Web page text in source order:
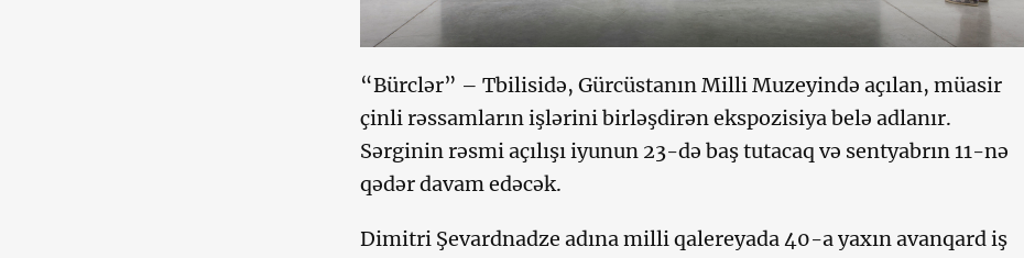
“Bürclər” – Tbilisidə, Gürcüstanın Milli Muzeyində açılan, müasir
çinli rəssamların işlərini birləşdirən ekspozisiya belə adlanır.
Sərginin rəsmi açılışı iyunun 23-də baş tutacaq və sentyabrın 11-nə
qədər davam edəcək.
Dimitri Şevardnadze adına milli qalereyada 40-a yaxın avanqard iş